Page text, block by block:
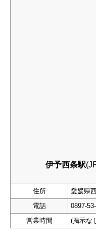
伊予西条駅
住所
愛媛県
電話
0897-
営業時間
(掲示な